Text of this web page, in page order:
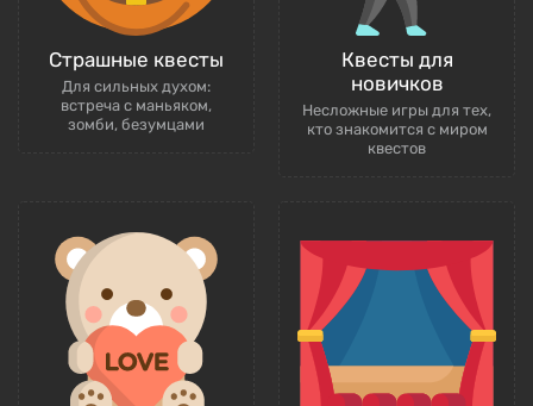
Страшные квесты
Для сильных духом:
встреча с маньяком,
зомби, безумцами
Квесты для
новичков
Несложные игры для тех,
кто знакомится с миром
квестов